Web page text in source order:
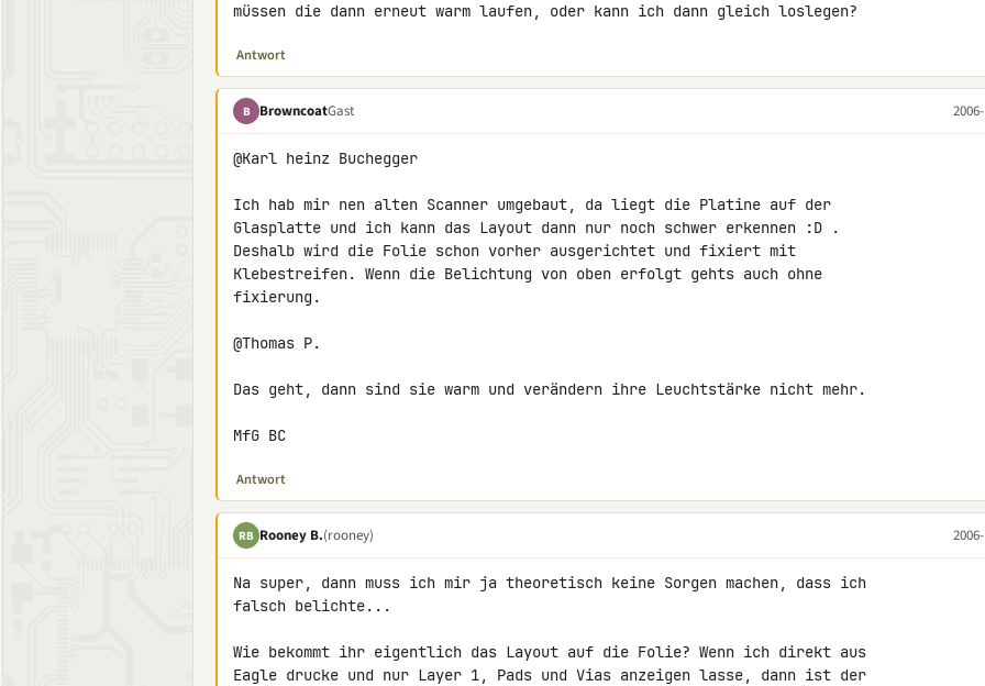
müssen die dann erneut warm laufen, oder kann ich dann gleich loslegen?
Antwort
B BrowncoatGast
@Karl heinz Buchegger
Ich hab mir nen alten Scanner umgebaut, da liegt die Platine auf der
Glasplatte und ich kann das Layout dann nur noch schwer erkennen :D .
Deshalb wird die Folie schon vorher ausgerichtet und fixiert mit
Klebestreifen. Wenn die Belichtung von oben erfolgt gehts auch ohne
fixierung.
@Thomas P.
Das geht, dann sind sie warm und verändern ihre Leuchtstärke nicht mehr.
MfG BC
Antwort
RB Rooney B.(rooney)
Na super, dann muss ich mir ja theoretisch keine Sorgen machen, dass ich
falsch belichte...
Wie bekommt ihr eigentlich das Layout auf die Folie? Wenn ich direkt aus
Eagle drucke und nur Layer 1, Pads und Vias anzeigen lasse, dann ist der